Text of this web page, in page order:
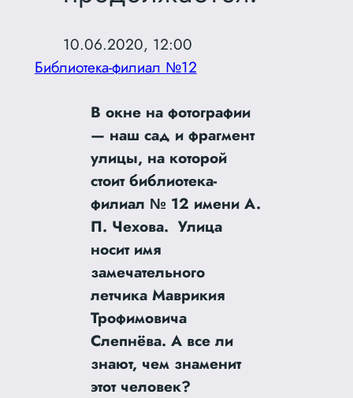
10.06.2020, 12:00
Библиотека-филиал №12
В окне на фотографии
— наш сад и фрагмент
улицы, на которой
стоит библиотека-
филиал № 12 имени А.
П. Чехова. Улица
носит имя
замечательного
летчика Маврикия
Трофимовича
Слепнёва. А все ли
знают, чем знаменит
этот человек?